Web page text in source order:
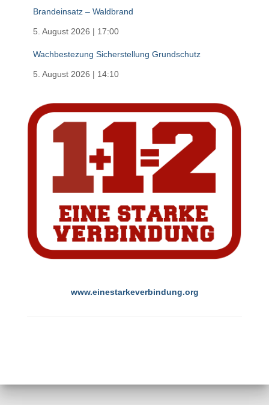
Brandeinsatz – Waldbrand
5. August 2026 | 17:00
Wachbestezung Sicherstellung Grundschutz
5. August 2026 | 14:10
www.einestarkeverbindung.org